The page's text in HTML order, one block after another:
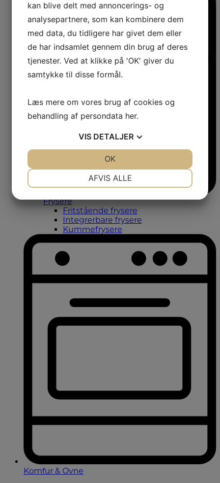
Frysere
Fritstående frysere
Integrerbare frysere
Kummefrysere
Komfur & Ovne
kan blive delt med annoncerings- og
analysepartnere, som kan kombinere dem
med data, du tidligere har givet dem eller
de har indsamlet gennem din brug af deres
tjenester. Ved at klikke på 'OK' giver du
samtykke til disse formål.
Læs mere om vores brug af cookies og
behandling af persondata her.
VIS DETALJER
MARKETING STATISTIK
AFVIS ALLE
OK